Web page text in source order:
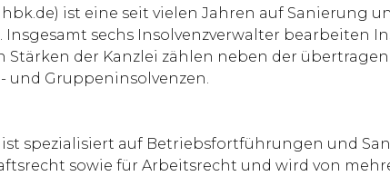
ist eine seit vielen Jahren auf Sanierung
sechs Insolvenzverwalter bearbeiten
der Kanzlei zählen neben der
und Gruppeninsolvenzen.
ist spezialisiert auf Betriebsfortführungen und
sowie für Arbeitsrecht und wird von